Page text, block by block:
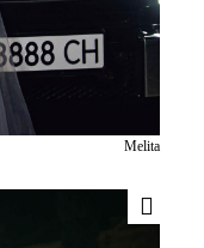
Melita